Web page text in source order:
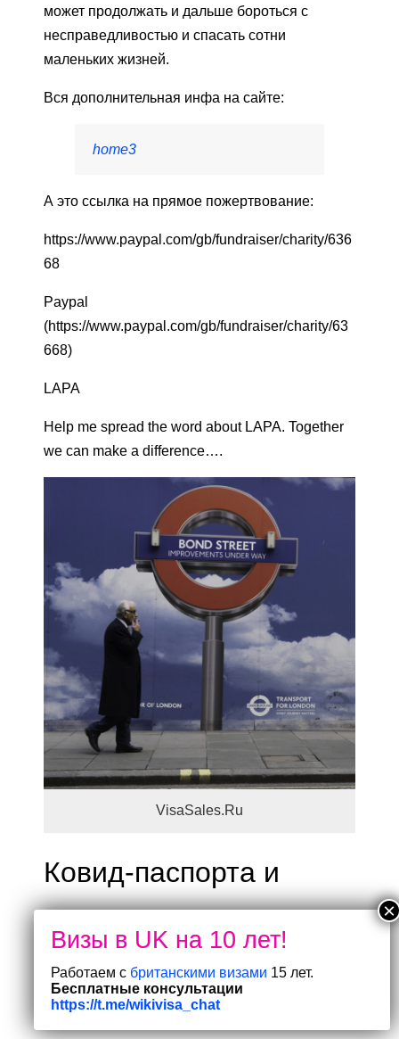
может продолжать и дальше бороться с
несправедливостью и спасать сотни
маленьких жизней.
Вся дополнительная инфа на сайте:
home3
А это ссылка на прямое пожертвование:
https://www.paypal.com/gb/fundraiser/charity/636
68
Paypal
(https://www.paypal.com/gb/fundraiser/charity/63
668)
LAPA
Help me spread the word about LAPA. Together
we can make a difference….
VisaSales.Ru
Ковид-паспорта и
другие ковид-новости.
? Лондон почувствовал на себе холодок
прошлогоднего локдауна: опасаясь
«омикрона», жители столицы стали отменять
Работаем с британскими визами 15 лет.
Бесплатные консультации
https://t.me/wikivisa_chat